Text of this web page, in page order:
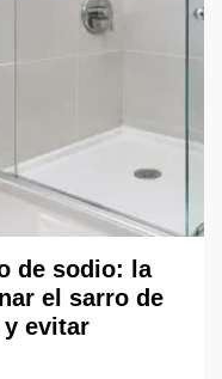
de sodio: la
el sarro de
y evitar